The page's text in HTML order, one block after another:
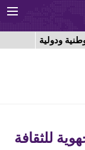
ودولية
للثقافة